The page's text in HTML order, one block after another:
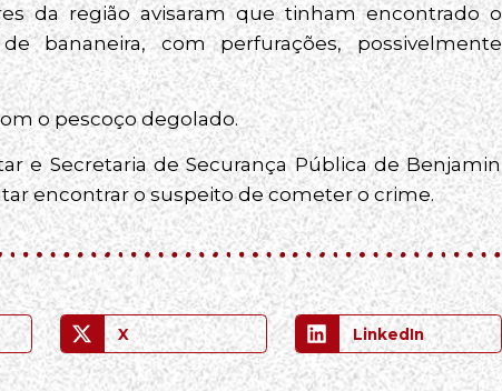
da região avisaram que tinham encontrado o
bananeira, com perfurações, possivelmente
o pescoço degolado.
e Secretaria de Securança Pública de Benjamin
encontrar o suspeito de cometer o crime.
X LinkedIn